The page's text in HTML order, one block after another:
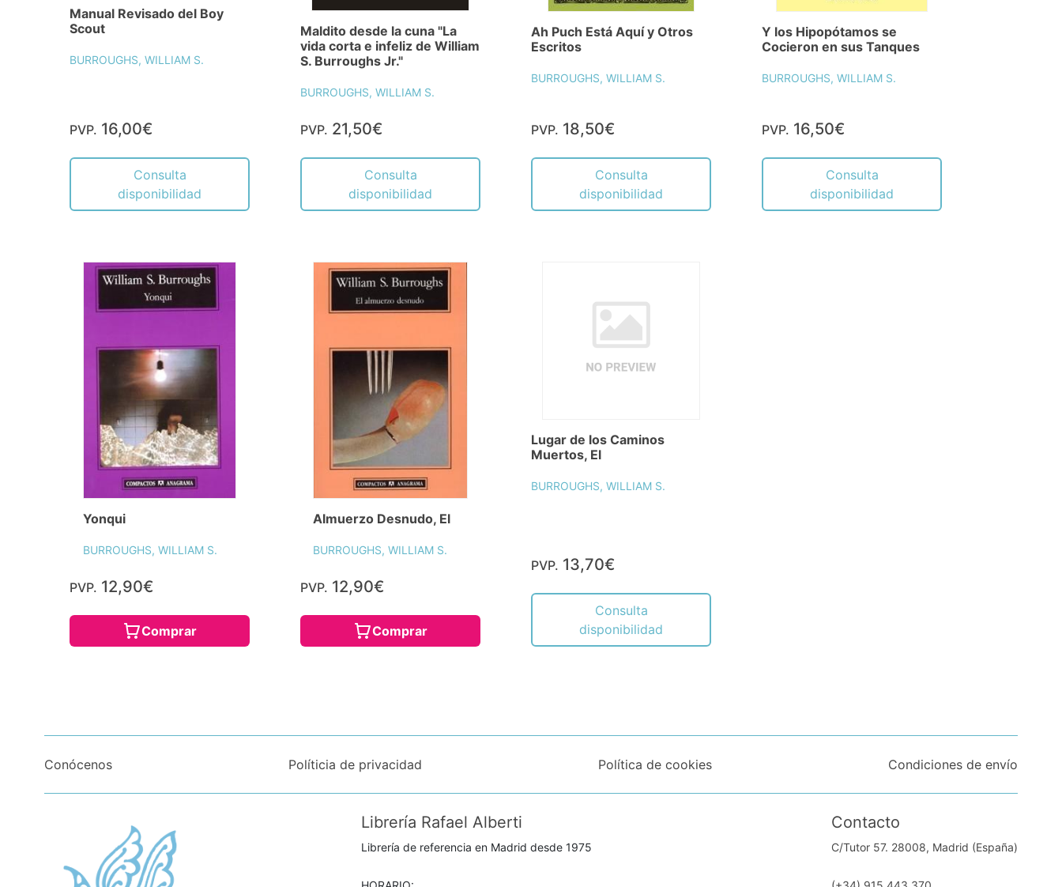
Manual Revisado del Boy
Scout
BURROUGHS, WILLIAM S.
PVP. 16,00€
Consulta
disponibilidad
Maldito desde la cuna "La
vida corta e infeliz de William
S. Burroughs Jr."
BURROUGHS, WILLIAM S.
PVP. 21,50€
Consulta
disponibilidad
Ah Puch Está Aquí y Otros
Escritos
BURROUGHS, WILLIAM S.
PVP. 18,50€
Consulta
disponibilidad
Y los Hipopótamos se
Cocieron en sus Tanques
BURROUGHS, WILLIAM S.
PVP. 16,50€
Consulta
disponibilidad
Yonqui
BURROUGHS, WILLIAM S.
PVP. 12,90€
Comprar
Almuerzo Desnudo, El
BURROUGHS, WILLIAM S.
PVP. 12,90€
Comprar
Lugar de los Caminos
Muertos, El
BURROUGHS, WILLIAM S.
PVP. 13,70€
Consulta
disponibilidad
Conócenos Políticia de privacidad Política de cookies Condiciones de envío
Librería Rafael Alberti
Librería de referencia en Madrid desde 1975
Contacto
C/Tutor 57. 28008, Madrid (España)